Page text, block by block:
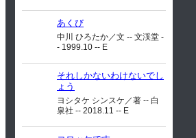
あくび
中川 ひろたか／文 -- 文渓堂 -
- 1999.10 -- E
それしかないわけないでし
ょう
ヨシタケ シンスケ／著 -- 白
泉社 -- 2018.11 -- E